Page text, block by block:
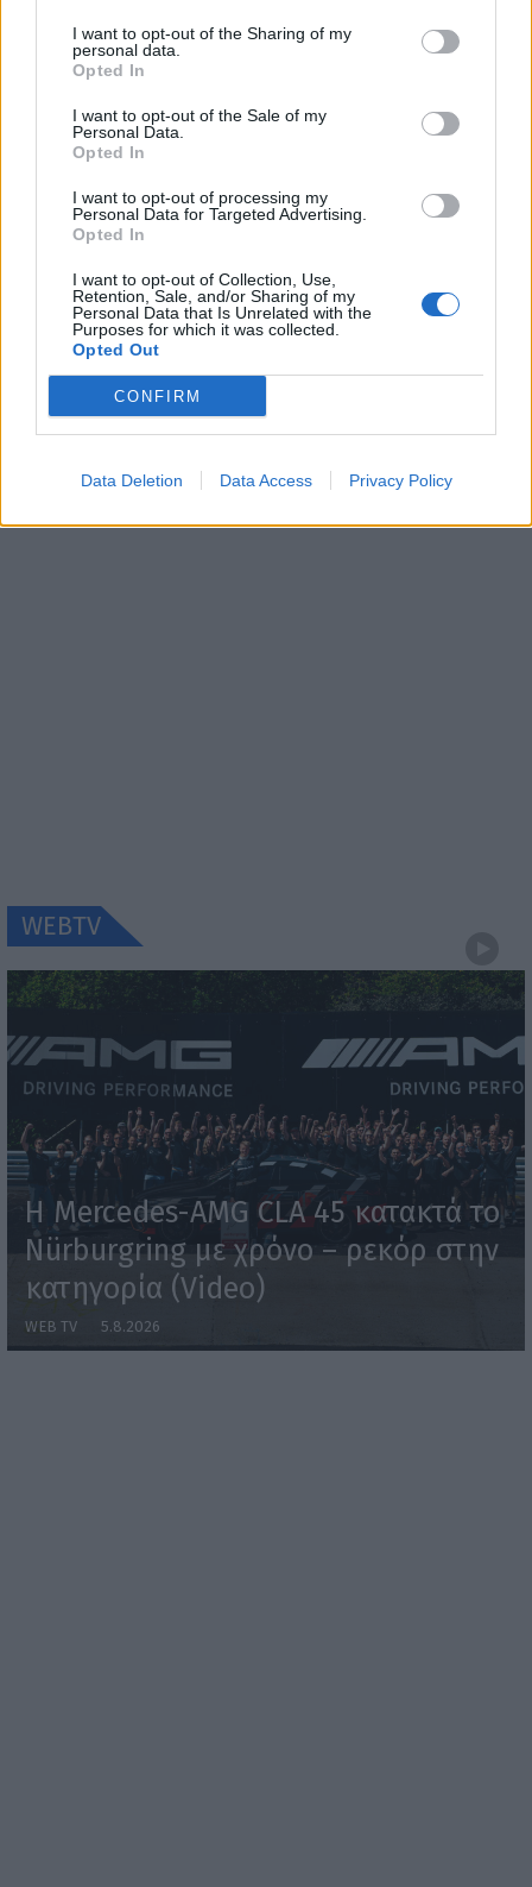
I want to opt-out of the Sharing of my
personal data.
Opted In
I want to opt-out of the Sale of my
Personal Data.
Opted In
I want to opt-out of processing my
Personal Data for Targeted Advertising.
Opted In
I want to opt-out of Collection, Use,
Retention, Sale, and/or Sharing of my
Personal Data that Is Unrelated with the
Purposes for which it was collected.
Opted Out
CONFIRM
Data Deletion Data Access Privacy Policy
πελατών σε…
5.8.2026
Mercedes-Benz A-Class: Επετειακή προσφορά
για 140 αυτοκίνητα…
5.8.2026
Η Mercedes-AMG CLA 45 κατακτά το Nürburgring
με χρόνο…
Leapmotor B05: Οι τιμές του για την ελληνική
αγορά
5.8.2026
WEBTV
Η Mercedes-AMG CLA 45 κατακτά το
Nürburgring με χρόνο – ρεκόρ στην
κατηγορία (Video)
WEB TV 5.8.2026